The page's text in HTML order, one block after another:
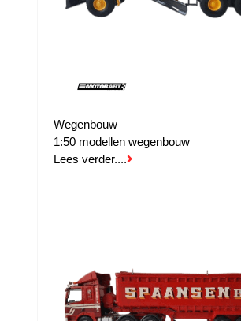
Wegenbouw
1:50 modellen wegenbouw
Lees verder....